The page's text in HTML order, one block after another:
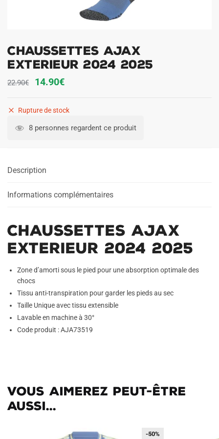
Chaussettes Ajax
Exterieur 2024 2025
22.90€
Le
initial
14.90€Le
actuel
Rupture de stock
8 personnes regardent ce produit
Description
Informations complémentaires
Chaussettes Ajax
Exterieur 2024 2025
Zone d’amorti sous le pied pour une absorption optimale des
chocs
Tissu anti-transpiration pour garder les pieds au sec
Taille Unique avec tissu extensible
Lavable en machine à 30°
Code produit : AJA73519
Vous aimerez peut-être
aussi...
-40%
-50%